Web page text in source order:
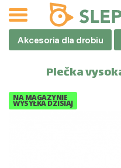
Akcesoria dla drobiu
Plečka
NA MAGAZYNIE
WYSYŁKA DZISIAJ